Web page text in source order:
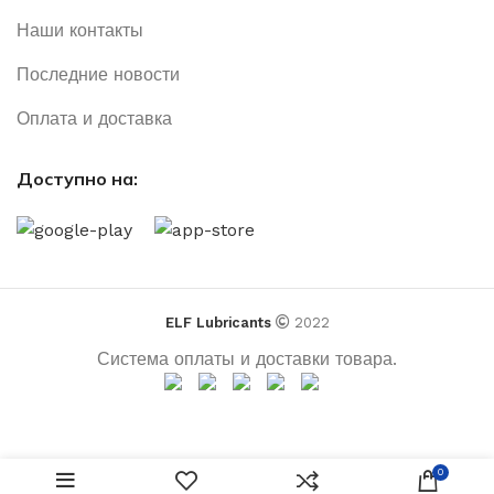
Наши контакты
Последние новости
Оплата и доставка
Доступно на:
ELF Lubricants 2022
Система оплаты и доставки товара.
0